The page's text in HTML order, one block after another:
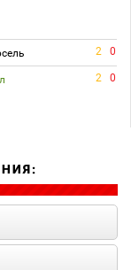
2 0
2 0